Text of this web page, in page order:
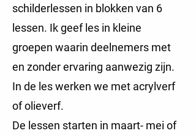
schilderlessen in blokken van 6
lessen. Ik geef les in kleine
groepen waarin deelnemers met
en zonder ervaring aanwezig zijn.
In de les werken we met acrylverf
of olieverf.
De lessen starten in maart- mei of